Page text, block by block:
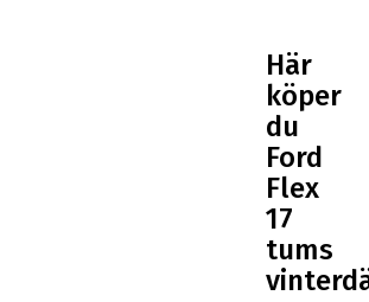
Här
köper
du
Ford
Flex
17
tums